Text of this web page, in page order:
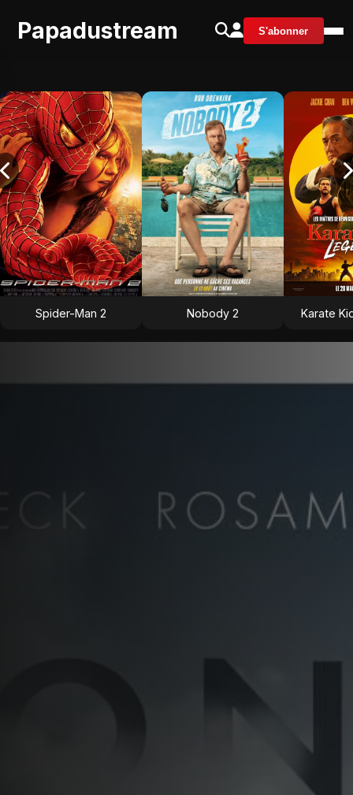
Papadustream S'abonner
Spider-Man 2 Nobody 2 Karate